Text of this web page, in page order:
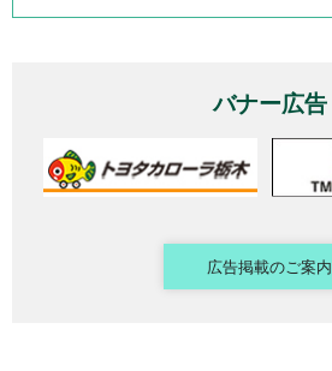
バナー広告
広告掲載のご案内